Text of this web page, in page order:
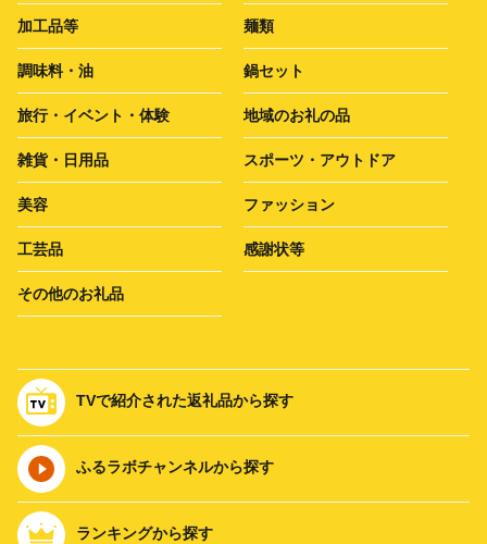
加工品等 麺類
調味料・油 鍋セット
旅行・イベント・体験 地域のお礼の品
雑貨・日用品 スポーツ・アウトドア
美容 ファッション
工芸品 感謝状等
その他のお礼品
TVで紹介された返礼品から探す
ふるラボチャンネルから探す
ランキングから探す